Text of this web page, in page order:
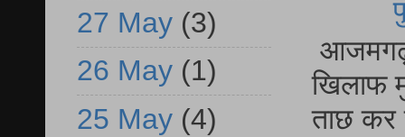
आजमगढ़
खिलाफ
ताछ कर
27 May (3)
26 May (1)
25 May (4)